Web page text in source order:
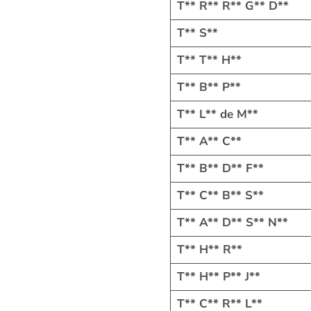
T** R** R** G** D**
T** S**
T** T** H**
T** B** P**
T** L** de M**
T** A** C**
T** B** D** F**
T** C** B** S**
T** A** D** S** N**
T** H** R**
T** H** P** J**
T** C** R** L**